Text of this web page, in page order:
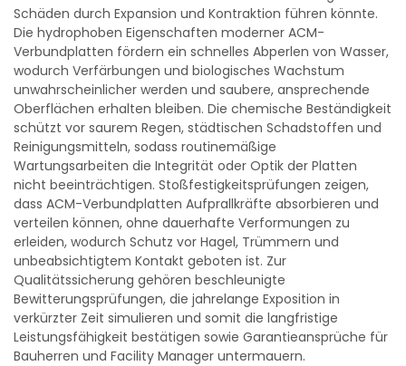
Schäden durch Expansion und Kontraktion führen könnte.
Die hydrophoben Eigenschaften moderner ACM-
Verbundplatten fördern ein schnelles Abperlen von Wasser,
wodurch Verfärbungen und biologisches Wachstum
unwahrscheinlicher werden und saubere, ansprechende
Oberflächen erhalten bleiben. Die chemische Beständigkeit
schützt vor saurem Regen, städtischen Schadstoffen und
Reinigungsmitteln, sodass routinemäßige
Wartungsarbeiten die Integrität oder Optik der Platten
nicht beeinträchtigen. Stoßfestigkeitsprüfungen zeigen,
dass ACM-Verbundplatten Aufprallkräfte absorbieren und
verteilen können, ohne dauerhafte Verformungen zu
erleiden, wodurch Schutz vor Hagel, Trümmern und
unbeabsichtigtem Kontakt geboten ist. Zur
Qualitätssicherung gehören beschleunigte
Bewitterungsprüfungen, die jahrelange Exposition in
verkürzter Zeit simulieren und somit die langfristige
Leistungsfähigkeit bestätigen sowie Garantieansprüche für
Bauherren und Facility Manager untermauern.